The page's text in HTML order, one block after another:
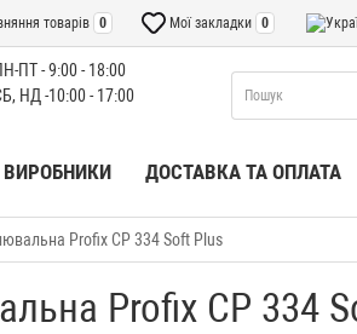
Мої закладки 0
товарів 0
ПТ - 9:00 - 18:00
НД -10:00 - 17:00
ВИРОБНИКИ ДОСТАВКА ТА ОПЛАТА
Profix CP 334 Soft Plus
Profix CP 334